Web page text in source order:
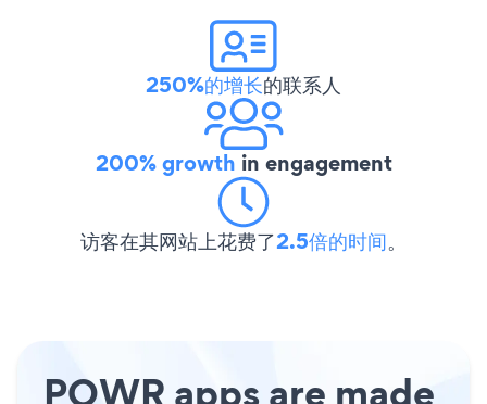
250%的增长的联系人
200% growth in engagement
访客在其网站上花费了2.5倍的时间。
POWR apps are made